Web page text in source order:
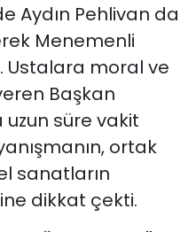
Aydın Pehlivan da
Menemenli
Ustalara moral ve
Başkan
uzun süre vakit
ortak
sanatların
dikkat çekti.